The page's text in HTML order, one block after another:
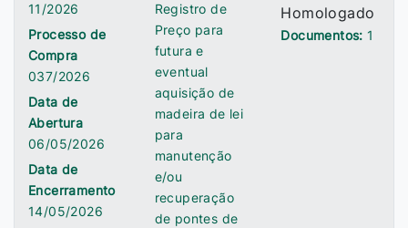
11/2026
Processo de
Compra
037/2026
Data de
Abertura
06/05/2026
Data de
Encerramento
14/05/2026
Registro de
Preço para
futura e
eventual
aquisição de
madeira de lei
para
manutenção
e/ou
recuperação
de pontes de
Homologado
Documentos: 1